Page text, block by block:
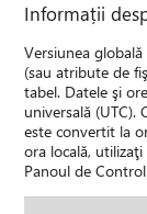
Informații
Versiunea
(sau atribute de
tabel. Datele şi
universală (UTC).
este convertit la
ora locală, utilizaţi
Panoul de